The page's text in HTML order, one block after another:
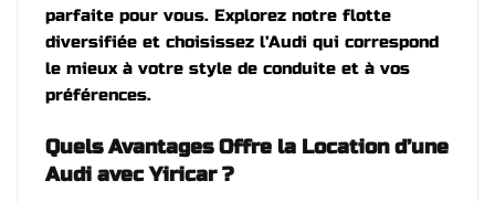
parfaite pour vous. Explorez notre flotte
diversifiée et choisissez l’Audi qui correspond
le mieux à votre style de conduite et à vos
préférences.
Quels Avantages Offre la Location d’une
Audi avec Yiricar ?